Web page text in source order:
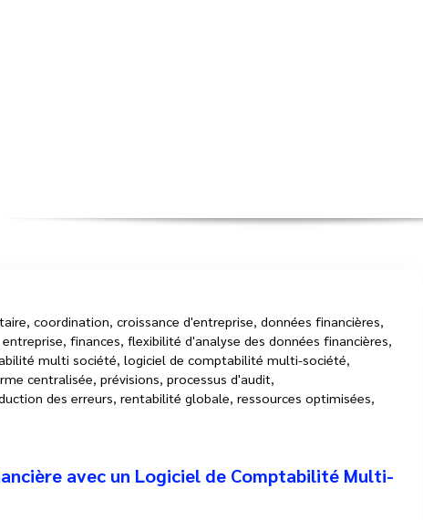
clé logiciel de comptabilité
, coordination, croissance d'entreprise, données financières,
entreprise, finances, flexibilité d'analyse des données financières,
multi société, logiciel de comptabilité multi-société,
centralisée, prévisions, processus d'audit,
des erreurs, rentabilité globale, ressources optimisées,
avec un Logiciel de Comptabilité Multi-